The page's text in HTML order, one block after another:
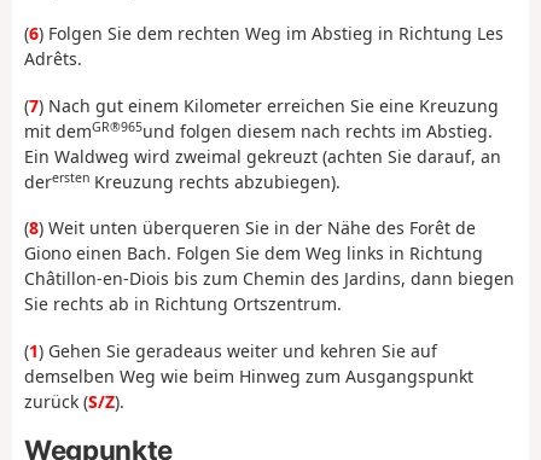
(6) Folgen Sie dem rechten Weg im Abstieg in Richtung Les
Adrêts.
(7) Nach gut einem Kilometer erreichen Sie eine Kreuzung
mit demGR®965und folgen diesem nach rechts im Abstieg.
Ein Waldweg wird zweimal gekreuzt (achten Sie darauf, an
derersten Kreuzung rechts abzubiegen).
(8) Weit unten überqueren Sie in der Nähe des Forêt de
Giono einen Bach. Folgen Sie dem Weg links in Richtung
Châtillon-en-Diois bis zum Chemin des Jardins, dann biegen
Sie rechts ab in Richtung Ortszentrum.
(1) Gehen Sie geradeaus weiter und kehren Sie auf
demselben Weg wie beim Hinweg zum Ausgangspunkt
zurück (S/Z).
Wegpunkte